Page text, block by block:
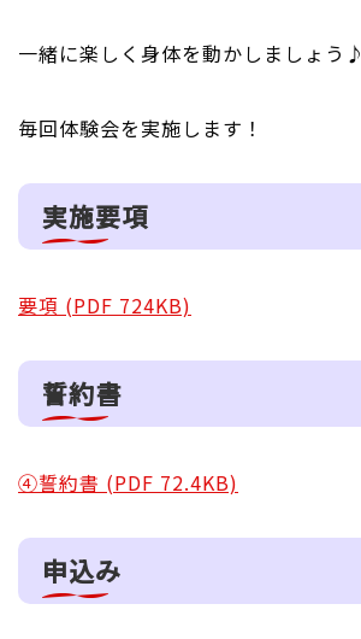
一緒に楽しく身体を動かしましょう♪
毎回体験会を実施します！
実施要項
要項 (PDF 724KB)
誓約書
④誓約書 (PDF 72.4KB)
申込み